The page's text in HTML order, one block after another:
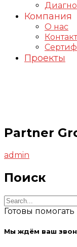
Компания
О нас
Проекты
Partner
admin
Поиск
Готовы
Мы ждём ваш